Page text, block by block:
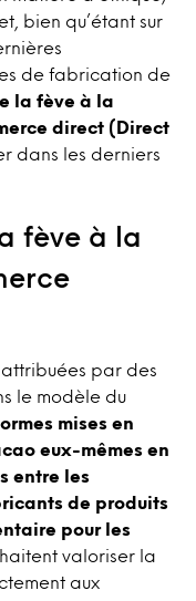
bien qu’étant sur
de fabrication de
la fève à la
direct (Direct
dans les derniers
fève à la
par des
le modèle du
mises en
eux-mêmes en
entre les
de produits
pour les
valoriser la
aux